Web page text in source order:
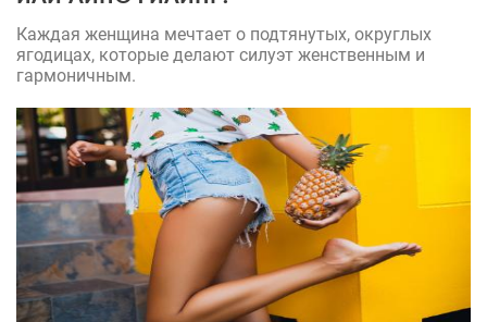
Каждая женщина мечтает о подтянутых, округлых
ягодицах, которые делают силуэт женственным и
гармоничным.